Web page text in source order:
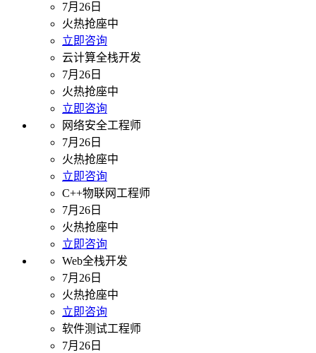
7月26日
火热抢座中
立即咨询
云计算全栈开发
7月26日
火热抢座中
立即咨询
网络安全工程师
7月26日
火热抢座中
立即咨询
C++物联网工程师
7月26日
火热抢座中
立即咨询
Web全栈开发
7月26日
火热抢座中
立即咨询
软件测试工程师
7月26日